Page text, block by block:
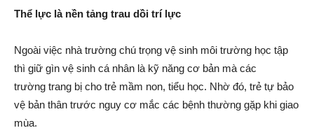
Thể lực là nền tảng trau dồi trí lực
Ngoài việc nhà trường chú trọng vệ sinh môi trường học tập
thì giữ gìn vệ sinh cá nhân là kỹ năng cơ bản mà các
trường trang bị cho trẻ mầm non, tiểu học. Nhờ đó, trẻ tự bảo
vệ bản thân trước nguy cơ mắc các bệnh thường gặp khi giao
mùa.